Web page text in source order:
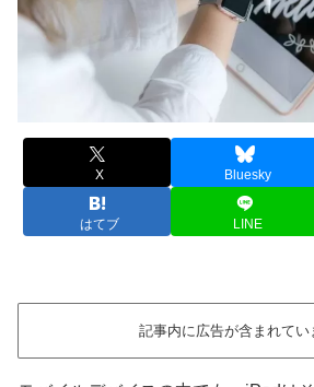
X Bluesky
はてブ LINE
記事内に広告が含まれてい